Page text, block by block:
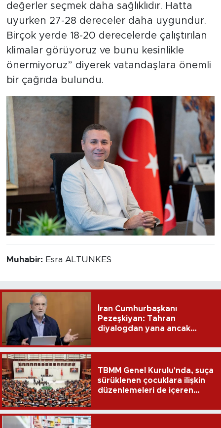
değerler seçmek daha sağlıklıdır. Hatta
uyurken 27-28 dereceler daha uygundur.
Birçok yerde 18-20 derecelerde çalıştırılan
klimalar görüyoruz ve bunu kesinlikle
önermiyoruz” diyerek vatandaşlara önemli
bir çağrıda bulundu.
Muhabir: Esra ALTUNKES
İran Cumhurbaşkanı
Pezeşkiyan: Tahran
diyalogdan yana ancak
TBMM Genel Kurulu'nda, suça
sürüklenen çocuklara ilişkin
düzenlemeleri de içeren
edildi